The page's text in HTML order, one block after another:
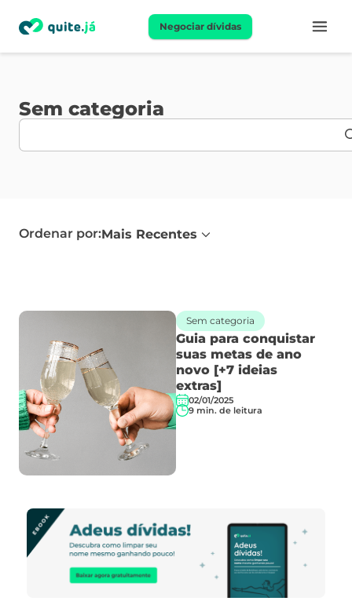
Negociar dívidas
Sem categoria
Ordenar por:Mais Recentes
Sem categoria
Guia para conquistar
suas metas de ano
novo [+7 ideias
extras]
02/01/2025
9 min. de leitura